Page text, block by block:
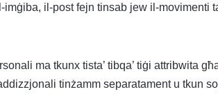
il-post fejn tinsab jew il-movimenti
ma tkunx tista’ tibqa’ tiġi attribwita
tinżamm separatament u tkun